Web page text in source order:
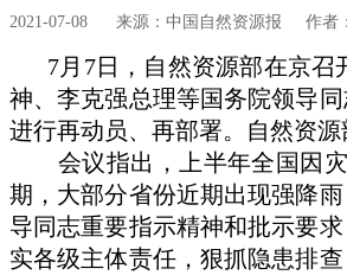
2021-07-08 来源：中国自然资源报 作者
7月7日，自然资源部在京
神、李克强总理等国务院领导
进行再动员、再部署。自然资
会议指出，上半年全国因灾
期，大部分省份近期出现强降
导同志重要指示精神和批示要
实各级主体责任，狠抓隐患排